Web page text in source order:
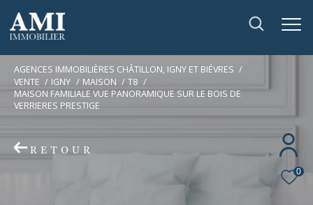
0
AGENCES IMMOBILIÈRES CHÂTILLON, IGNY ET BIÉVRES
VENTE
IGNY MAISON
T8
MAISON FAMILIALE VUE PANORAMIQUE SUR LE BOIS DE
VERRIERES PRESTIGE
RETOUR